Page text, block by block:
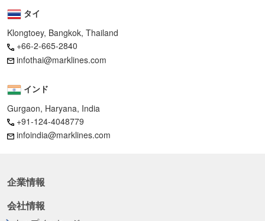
タイ
Klongtoey, Bangkok, Thailand
+66-2-665-2840
infothai@marklines.com
インド
Gurgaon, Haryana, India
+91-124-4048779
infoindia@marklines.com
企業情報
会社情報